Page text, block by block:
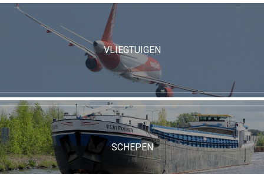
VLIEGTUIGEN
SCHEPEN